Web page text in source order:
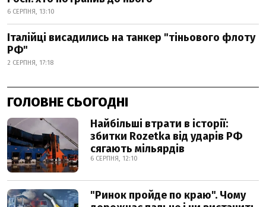
6 СЕРПНЯ, 13:10
Італійці висадились на танкер "тіньового флоту
РФ"
2 СЕРПНЯ, 17:18
ГОЛОВНЕ СЬОГОДНІ
Найбільші втрати в історії:
збитки Rozetka від ударів РФ
сягають мільярдів
6 СЕРПНЯ, 12:10
"Ринок пройде по краю". Чому